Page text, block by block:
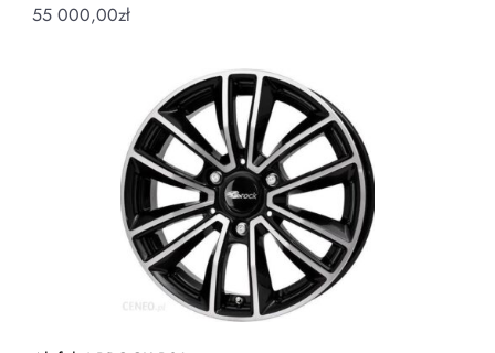
55 000,00zł